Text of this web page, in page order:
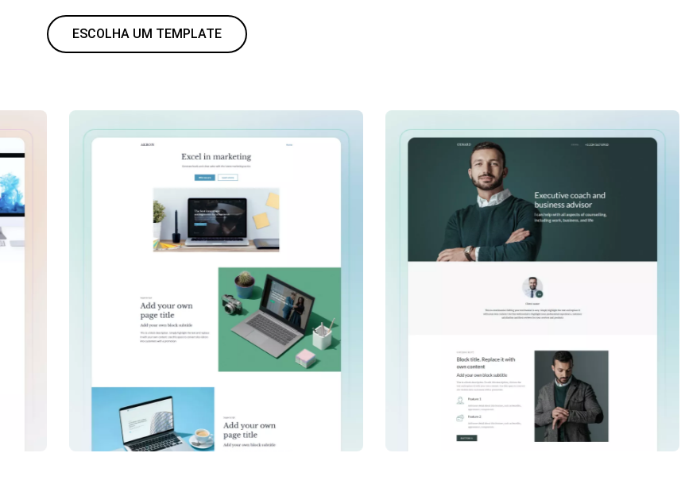
ESCOLHA UM TEMPLATE